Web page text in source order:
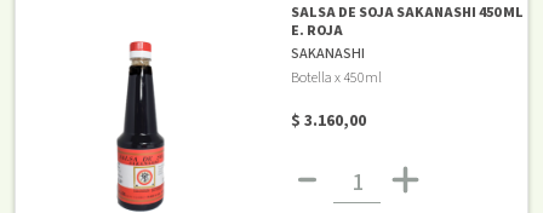
SALSA DE SOJA SAKANASHI 450 ML
E. ROJA
SAKANASHI
Botella x 450ml
$ 3.160,00